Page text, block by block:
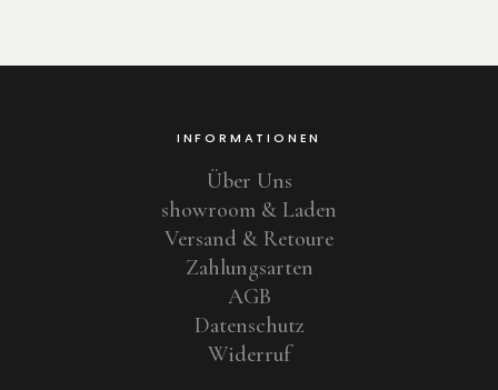
INFORMATIONEN
Über Uns
showroom & Laden
Versand & Retoure
Zahlungsarten
AGB
Datenschutz
Widerruf